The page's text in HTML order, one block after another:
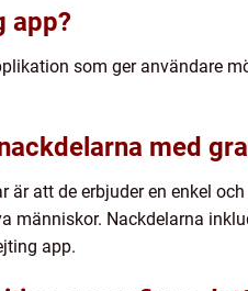
app?
som ger användare
med
är att de erbjuder en enkel
människor. Nackdelarna
app.